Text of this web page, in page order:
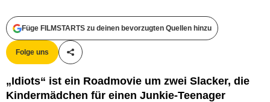
Füge FILMSTARTS zu deinen bevorzugten Quellen hinzu
Folge uns
Teile diesen Artikel
„Idiots“ ist ein Roadmovie um zwei Slacker, die
Kindermädchen für einen Junkie-Teenager